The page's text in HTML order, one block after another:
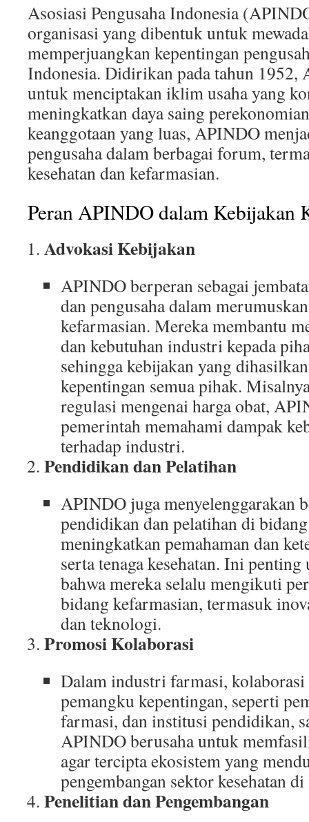
Asosiasi Pengusaha Indonesia
organisasi yang dibentuk untuk
memperjuangkan kepentingan
Indonesia. Didirikan pada tahun
untuk menciptakan iklim usaha yang
meningkatkan daya saing
keanggotaan yang luas, APINDO
pengusaha dalam berbagai forum,
kesehatan dan kefarmasian.
Peran APINDO dalam Kebijakan
Advokasi Kebijakan
APINDO berperan sebagai
dan pengusaha dalam
kefarmasian. Mereka membantu
dan kebutuhan industri kepada
sehingga kebijakan yang
kepentingan semua pihak.
regulasi mengenai harga obat,
pemerintah memahami dampak
terhadap industri.
Pendidikan dan Pelatihan
APINDO juga menyelenggarakan
pendidikan dan pelatihan di
meningkatkan pemahaman dan
serta tenaga kesehatan. Ini
bahwa mereka selalu mengikuti
bidang kefarmasian, termasuk
dan teknologi.
Promosi Kolaborasi
Dalam industri farmasi, kolaborasi
pemangku kepentingan, seperti
farmasi, dan institusi pendidikan,
APINDO berusaha untuk
agar tercipta ekosistem yang
pengembangan sektor kesehatan
Penelitian dan Pengembangan